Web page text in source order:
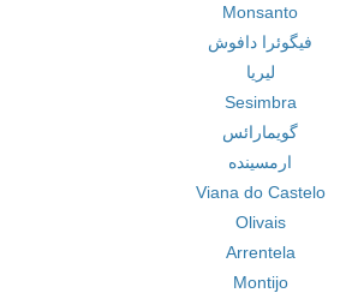
Monsanto
فیگوئرا دافوش
لیریا
Sesimbra
گویمارائس
ارمسینده
Viana do Castelo
Olivais
Arrentela
Montijo